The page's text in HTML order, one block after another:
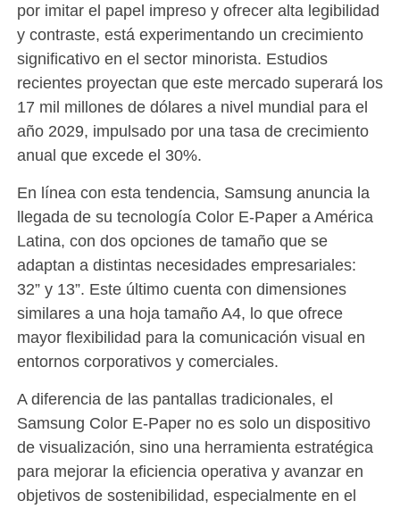
por imitar el papel impreso y ofrecer alta legibilidad
y contraste, está experimentando un crecimiento
significativo en el sector minorista. Estudios
recientes proyectan que este mercado superará los
17 mil millones de dólares a nivel mundial para el
año 2029, impulsado por una tasa de crecimiento
anual que excede el 30%.
En línea con esta tendencia, Samsung anuncia la
llegada de su tecnología Color E-Paper a América
Latina, con dos opciones de tamaño que se
adaptan a distintas necesidades empresariales:
32” y 13”. Este último cuenta con dimensiones
similares a una hoja tamaño A4, lo que ofrece
mayor flexibilidad para la comunicación visual en
entornos corporativos y comerciales.
A diferencia de las pantallas tradicionales, el
Samsung Color E-Paper no es solo un dispositivo
de visualización, sino una herramienta estratégica
para mejorar la eficiencia operativa y avanzar en
objetivos de sostenibilidad, especialmente en el